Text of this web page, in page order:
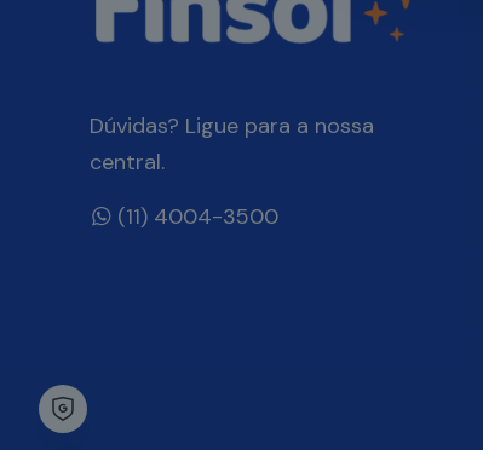
Dúvidas? Ligue para a nossa
central.
(11) 4004-3500